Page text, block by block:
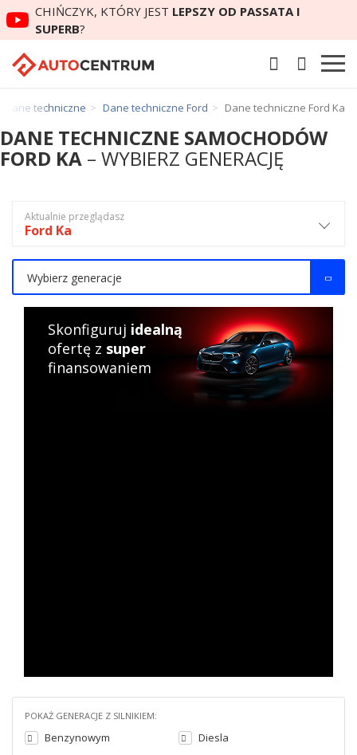
CHIŃCZYK, KTÓRY JEST LEPSZY OD PASSATA I
SUPERB?
Dane techniczne Dane techniczne Ford Dane techniczne Ford Ka
DANE TECHNICZNE SAMOCHODÓW
FORD KA – WYBIERZ GENERACJĘ
POKAŻ GENERACJE Z SILNIKIEM:
Benzynowym Diesla
Aktualnie przeglądasz
Ford Ka
Wybierz generacje
Skonfiguruj idealną
ofertę z super
finansowaniem